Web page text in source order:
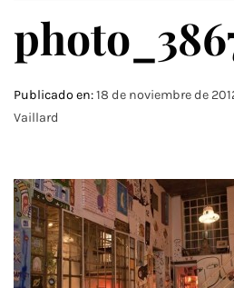
Publicado en:18 de noviembre de
Vaillard